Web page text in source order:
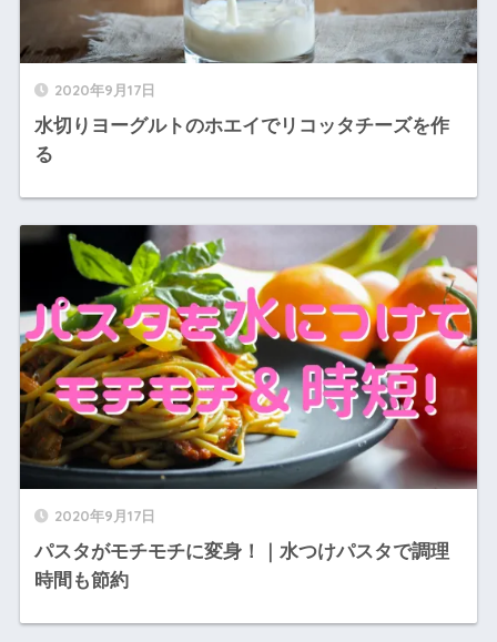
2020年9月17日
水切りヨーグルトのホエイでリコッタチーズを作
る
2020年9月17日
パスタがモチモチに変身！｜水つけパスタで調理
時間も節約